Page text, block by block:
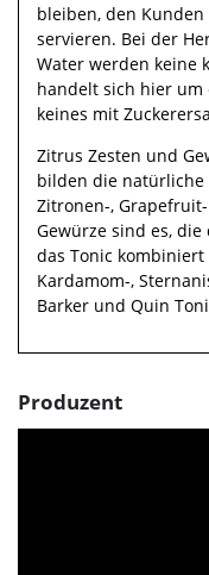
bleiben, den
servieren. Bei der
Water werden keine
handelt sich hier um
keines mit
Zitrus Zesten und
bilden die natürliche
Zitronen-,
Gewürze sind es, die
das Tonic
Kardamom-,
Barker und Quin
Produzent